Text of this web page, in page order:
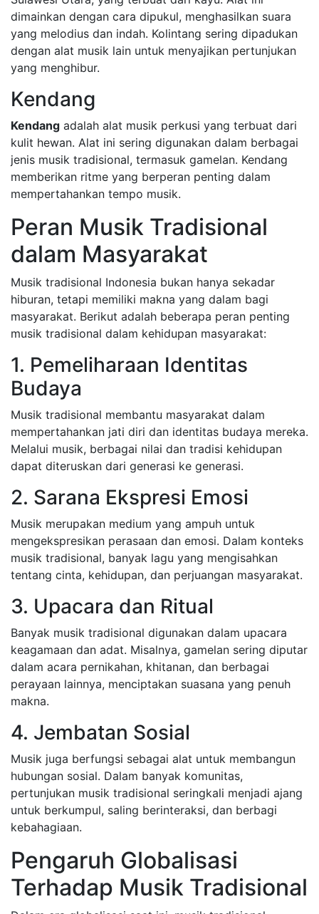
dimainkan dengan cara dipukul, menghasilkan suara
yang melodius dan indah. Kolintang sering dipadukan
dengan alat musik lain untuk menyajikan pertunjukan
yang menghibur.
Kendang
Kendang adalah alat musik perkusi yang terbuat dari
kulit hewan. Alat ini sering digunakan dalam berbagai
jenis musik tradisional, termasuk gamelan. Kendang
memberikan ritme yang berperan penting dalam
mempertahankan tempo musik.
Peran Musik Tradisional
dalam Masyarakat
Musik tradisional Indonesia bukan hanya sekadar
hiburan, tetapi memiliki makna yang dalam bagi
masyarakat. Berikut adalah beberapa peran penting
musik tradisional dalam kehidupan masyarakat:
1. Pemeliharaan Identitas
Budaya
Musik tradisional membantu masyarakat dalam
mempertahankan jati diri dan identitas budaya mereka.
Melalui musik, berbagai nilai dan tradisi kehidupan
dapat diteruskan dari generasi ke generasi.
2. Sarana Ekspresi Emosi
Musik merupakan medium yang ampuh untuk
mengekspresikan perasaan dan emosi. Dalam konteks
musik tradisional, banyak lagu yang mengisahkan
tentang cinta, kehidupan, dan perjuangan masyarakat.
3. Upacara dan Ritual
Banyak musik tradisional digunakan dalam upacara
keagamaan dan adat. Misalnya, gamelan sering diputar
dalam acara pernikahan, khitanan, dan berbagai
perayaan lainnya, menciptakan suasana yang penuh
makna.
4. Jembatan Sosial
Musik juga berfungsi sebagai alat untuk membangun
hubungan sosial. Dalam banyak komunitas,
pertunjukan musik tradisional seringkali menjadi ajang
untuk berkumpul, saling berinteraksi, dan berbagi
kebahagiaan.
Pengaruh Globalisasi
Terhadap Musik Tradisional